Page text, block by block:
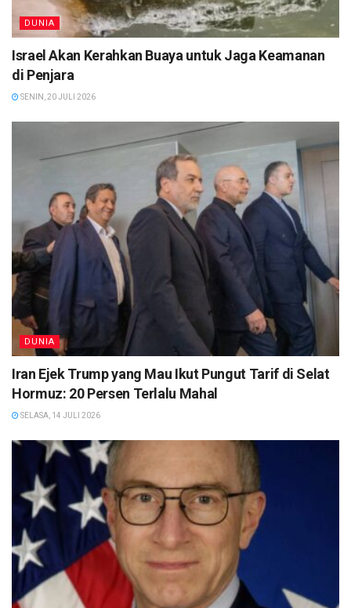
DUNIA
Israel Akan Kerahkan Buaya untuk Jaga Keamanan
di Penjara
SENIN, 20 JULI 2026
DUNIA
Iran Ejek Trump yang Mau Ikut Pungut Tarif di Selat
Hormuz: 20 Persen Terlalu Mahal
SELASA, 14 JULI 2026